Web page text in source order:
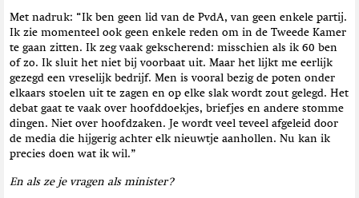
Met nadruk: “Ik ben geen lid van de PvdA, van geen enkele partij.
Ik zie momenteel ook geen enkele reden om in de Tweede Kamer
te gaan zitten. Ik zeg vaak gekscherend: misschien als ik 60 ben
of zo. Ik sluit het niet bij voorbaat uit. Maar het lijkt me eerlijk
gezegd een vreselijk bedrijf. Men is vooral bezig de poten onder
elkaars stoelen uit te zagen en op elke slak wordt zout gelegd. Het
debat gaat te vaak over hoofddoekjes, briefjes en andere stomme
dingen. Niet over hoofdzaken. Je wordt veel teveel afgeleid door
de media die hijgerig achter elk nieuwtje aanhollen. Nu kan ik
precies doen wat ik wil.”
En als ze je vragen als minister?